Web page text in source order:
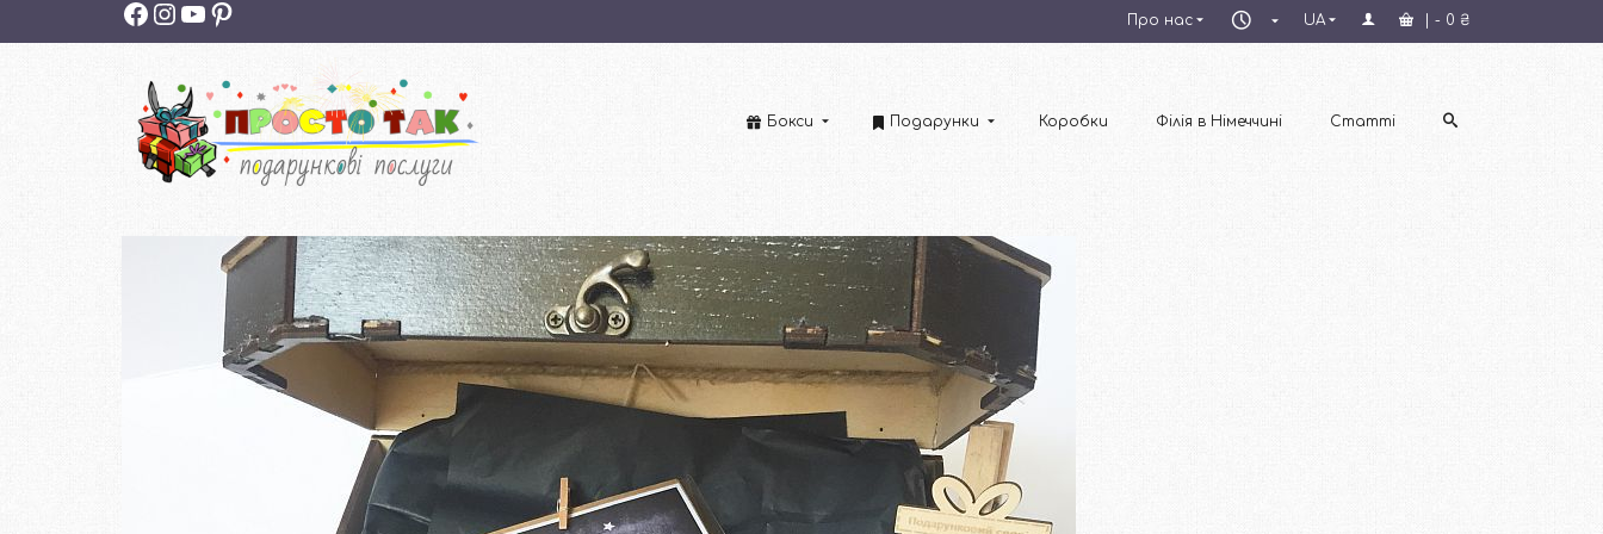
Про нас
Пн–
Пт
UA - 0 ₴
Facebook
Instagram
YouTube
Pinterest
Бокси Подарунки Коробки Філія в Німеччині Статті